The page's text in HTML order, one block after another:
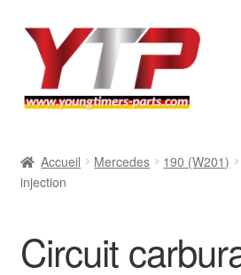
Aller
navigation
Aller
contenu
BMW
Accueil Mercedes 190 (W201)
injection
Circuit